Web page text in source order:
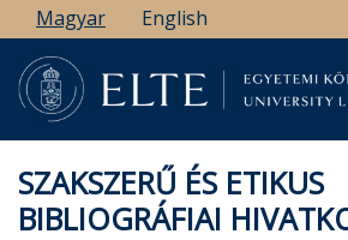
Ugrás
a
tartalomra
Magyar English
SZAKSZERŰ ÉS ETIKUS
BIBLIOGRÁFIAI